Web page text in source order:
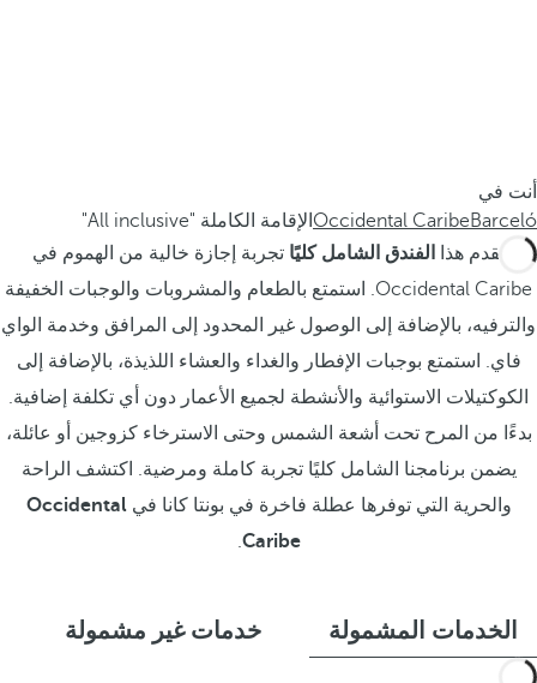
أنت في
Barceló
Occidental Caribe الإقامة الكاملة "All inclusive"
يقدم هذا
الفندق الشامل كليًا تجربة إجازة خالية من الهموم في
Occidental Caribe. استمتع بالطعام والمشروبات والوجبات الخفيفة
والترفيه، بالإضافة إلى الوصول غير المحدود إلى المرافق وخدمة الواي
فاي. استمتع بوجبات الإفطار والغداء والعشاء اللذيذة، بالإضافة إلى
الكوكتيلات الاستوائية والأنشطة لجميع الأعمار دون أي تكلفة إضافية.
بدءًا من المرح تحت أشعة الشمس وحتى الاسترخاء كزوجين أو عائلة،
يضمن برنامجنا الشامل كليًا تجربة كاملة ومرضية. اكتشف الراحة
والحرية التي توفرها عطلة فاخرة في بونتا كانا فيOccidental
Caribe
.
الخدمات المشمولة خدمات غير مشمولة